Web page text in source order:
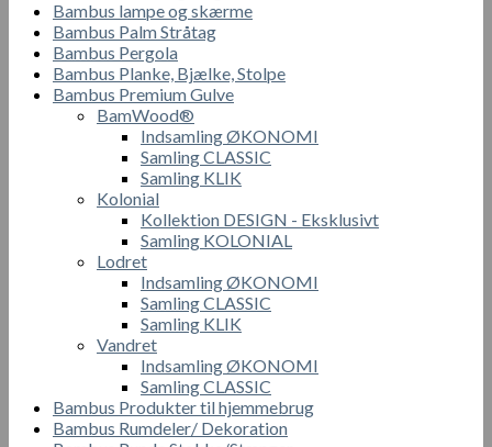
Bambus lampe og skærme
Bambus Palm Stråtag
Bambus Pergola
Bambus Planke, Bjælke, Stolpe
Bambus Premium Gulve
BamWood®
Indsamling ØKONOMI
Samling CLASSIC
Samling KLIK
Kolonial
Kollektion DESIGN - Eksklusivt
Samling KOLONIAL
Lodret
Indsamling ØKONOMI
Samling CLASSIC
Samling KLIK
Vandret
Indsamling ØKONOMI
Samling CLASSIC
Bambus Produkter til hjemmebrug
Bambus Rumdeler/ Dekoration